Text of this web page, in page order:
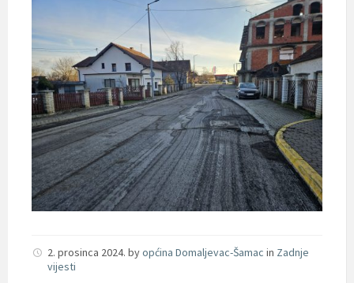
2. prosinca 2024. byopćina Domaljevac-Šamac in Zadnje
vijesti